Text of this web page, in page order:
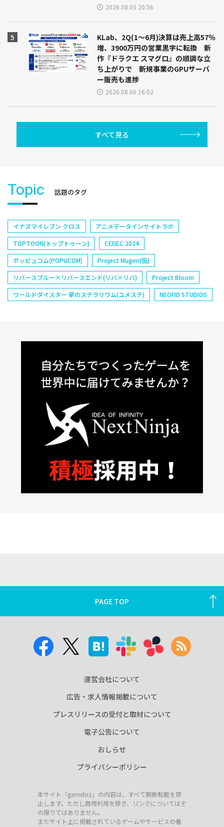
2026.08.05 20:56
KLab、2Q(1～6月)決算は売上高57％
増、3900万円の営業黒字に転換 新
作『ドラクエ スマグロ』の順調な立
ち上がりで 新規事業のGPUサーバ
ー販売も進捗
2026.08.06 16:02
すべて見る
Topic 話題のタグ
イナズマイレブン クロス
アニメデータインサイトラボ
TOPTOON(トップトゥーン)
CEDEC 2024
ポッピュコム(POPUCOM)
Project Mugen(仮)
リバースブルー×リバースエンド(リバ×リバ)
Project Bloom
ワールドダイスター 夢のステラリウム(ユメステ)
NEOFID STUDIOS
PAGE TOP
運営会社について
広告・求人情報掲載について
プレスリリースの受付と取材について
電子公告について
おしらせ
プライバシーポリシー
本サイト「gamebiz」の内容は、すべて無断転載を禁
止します。ただし商用利用を除き、リンクについてはそ
の限りではありません。
またサイト上に掲載されているゲームやサービスの著